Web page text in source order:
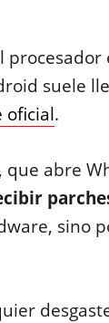
suele
oficial.
abre
sino